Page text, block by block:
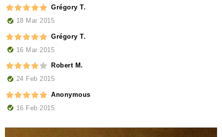
Grégory T.
18 Mar 2015
Grégory T.
16 Mar 2015
Robert M.
24 Feb 2015
Anonymous
16 Feb 2015